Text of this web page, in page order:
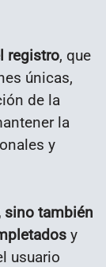
registro, que
únicas,
de la
la
y
sino también
y
usuario